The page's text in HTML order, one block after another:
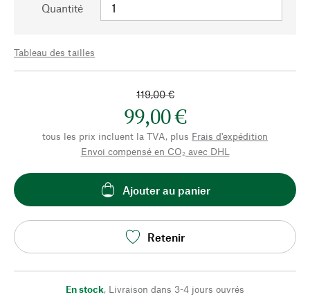
Quantité
Tableau des tailles
119,00 €
99,00 €
tous les prix incluent la TVA, plus Frais d'expédition
Envoi compensé en CO₂ avec DHL
Ajouter au panier
Retenir
En stock, Livraison dans 3-4 jours ouvrés